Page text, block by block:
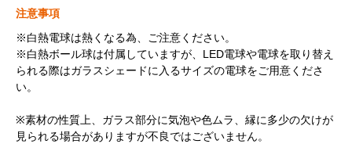
注意事項
※白熱電球は熱くなる為、ご注意ください。
※白熱ボール球は付属していますが、LED電球や電球を取り替え
られる際はガラスシェードに入るサイズの電球をご用意くださ
い。
※素材の性質上、ガラス部分に気泡や色ムラ、縁に多少の欠けが
見られる場合がありますが不良ではございません。